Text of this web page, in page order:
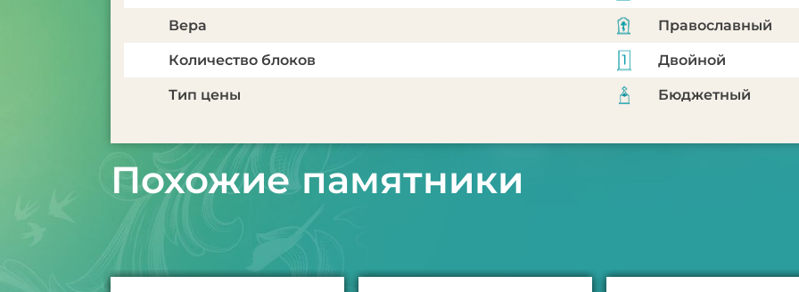
Вера Православный
Количество блоков Двойной
Тип цены Бюджетный
Похожие памятники